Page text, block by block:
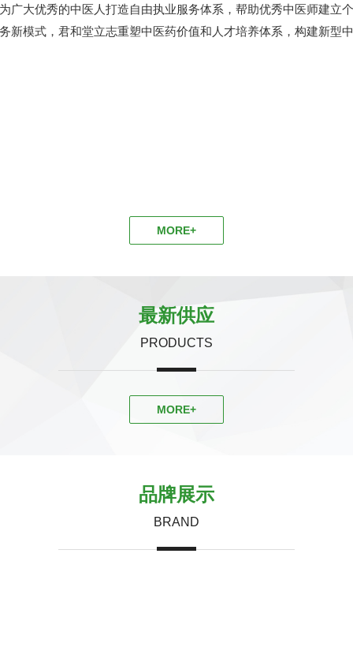
广大优秀的中医人打造自由执业服务体系，帮助优秀中医师建立
新模式，君和堂立志重塑中医药价值和人才培养体系，构建新型
MORE+
最新供应
PRODUCTS
MORE+
品牌展示
BRAND